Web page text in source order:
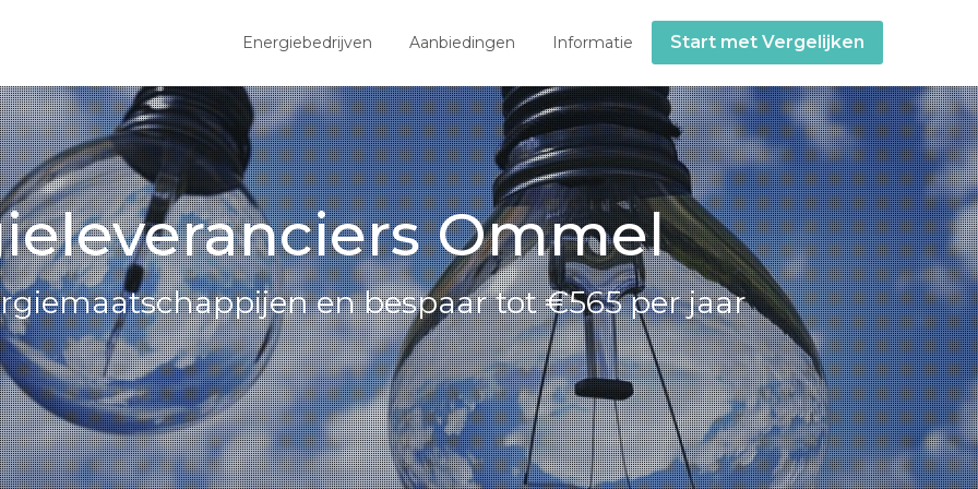
Energiebedrijven Aanbiedingen Informatie Start met Vergelijken
Ommel
en bespaar tot €565 per jaar